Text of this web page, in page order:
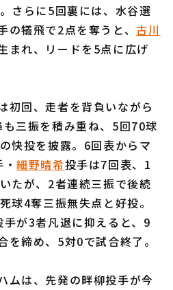
ァローズ
ホークス
プライバシーポリシー
よくある質問
さらに5回裏には、水谷選
の犠飛で2点を奪うと、古川
まれ、リードを5点に広げ
初回、走者を背負いながら
三振を積み重ね、5回70球
快投を披露。6回表からマ
・細野晴希投手は7回表、1
たが、2者連続三振で後続
球4奪三振無失点と好投。
手が3者凡退に抑えると、9
を締め、5対0で試合終了。
ムは、先発の畔柳投手が今